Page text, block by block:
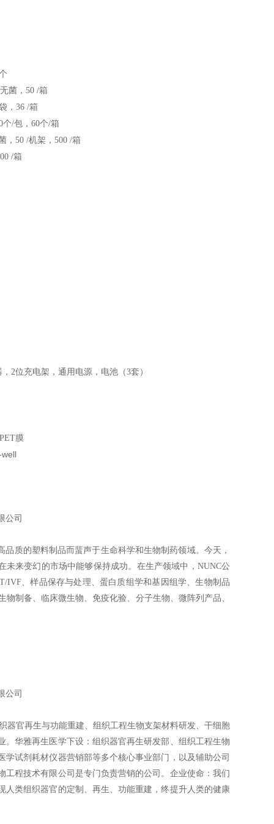
菌，50 /箱
，36 /箱
/包，60个/箱
，50 /机架，500 /箱
/箱
2位充电架，通用电源，电池（3套）
膜
公司
质的塑料制品而蜚声于生命科学和生物制药领域。今天，
来变幻的市场中能够保持成功。在生产领域中，NUNC公
IVF、样品保存与处理、蛋白质组学和基因组学、生物制品
制备、临床微生物、免疫化验、分子生物、微阵列产品、
公司
器官再生与功能重建、组织工程生物支架材料研发、干细胞
华雅再生医学下设：组织器官再生研发部、组织工程生物
试剂耗材仪器营销部等多个核心事业部门，以及辅助公司
程技术有限公司是专门负责营销的公司。企业使命：我们
类组织器官的定制、再生、功能重建，终提升人类的健康